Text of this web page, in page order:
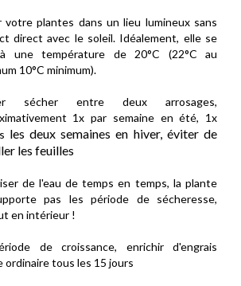
votre plantes dans un lieu lumineux sans
direct avec le soleil. Idéalement, elle se
une température de 20°C (22°C au
10°C minimum).
sécher entre deux arrosages,
1x par semaine en été, 1x
les deux semaines en hiver, éviter de
les feuilles
de l'eau de temps en temps, la plante
pas les période de sécheresse,
en intérieur !
de croissance, enrichir d'engrais
ordinaire tous les 15 jours